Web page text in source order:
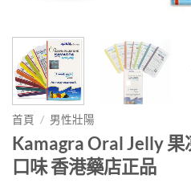
首頁 / 男性壯陽
Kamagra Oral Jelly
口味 香港藥店正品